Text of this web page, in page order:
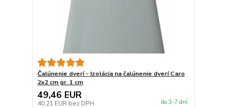
Čalúnenie dverí - Izolácia na čalúnenie dverí Caro
2x2 cm gr. 1 cm
49,46 EUR
40,21 EUR bez DPH do 3-7 dní